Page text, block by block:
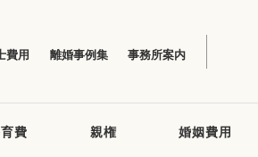
費用 離婚事例集 事務所案内
費 親権 婚姻費用